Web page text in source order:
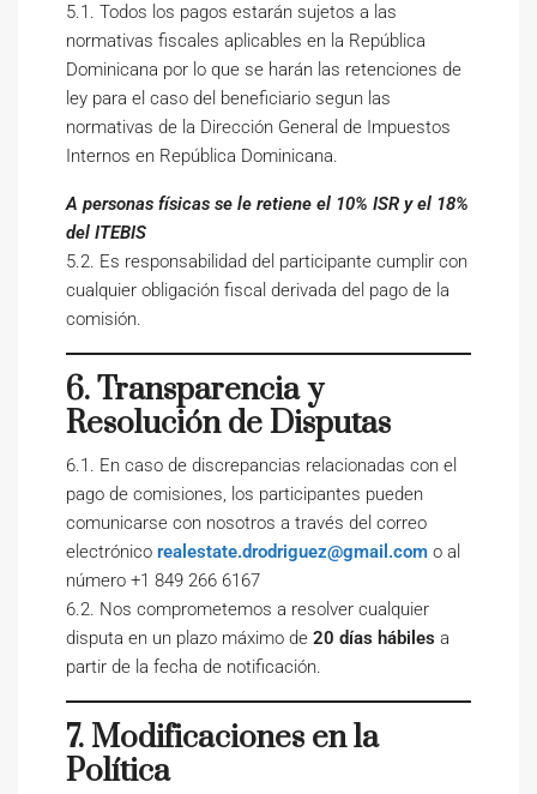
5.1. Todos los pagos estarán sujetos a las
normativas fiscales aplicables en la República
Dominicana por lo que se harán las retenciones de
ley para el caso del beneficiario segun las
normativas de la Dirección General de Impuestos
Internos en República Dominicana.
A personas físicas se le retiene el 10% ISR y el 18%
del ITEBIS
5.2. Es responsabilidad del participante cumplir con
cualquier obligación fiscal derivada del pago de la
comisión.
6. Transparencia y
Resolución de Disputas
6.1. En caso de discrepancias relacionadas con el
pago de comisiones, los participantes pueden
comunicarse con nosotros a través del correo
electrónico realestate.drodriguez@gmail.com o al
número +1 849 266 6167
6.2. Nos comprometemos a resolver cualquier
disputa en un plazo máximo de 20 días hábiles a
partir de la fecha de notificación.
7. Modificaciones en la
Política